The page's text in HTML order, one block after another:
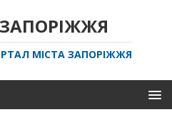
МІСТА ЗАПОРІЖЖЯ